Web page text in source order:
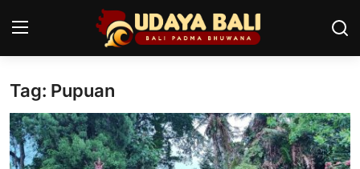
Home
Pura
Tag: Pupuan